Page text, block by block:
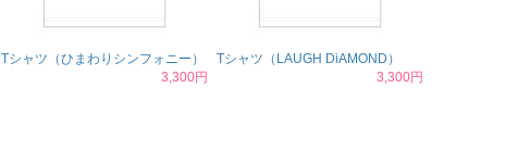
Tシャツ（ひまわりシンフォニー）
3,300円
Tシャツ（LAUGH DiAMOND）
3,300円